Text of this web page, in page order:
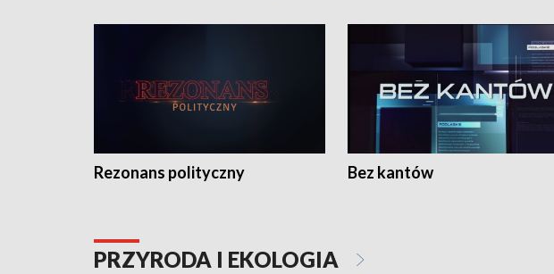
Rezonans polityczny Bez kantów
PRZYRODA I EKOLOGIA